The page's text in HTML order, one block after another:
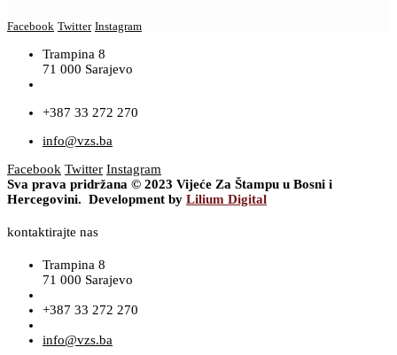
Facebook Twitter Instagram
Trampina 8
71 000 Sarajevo
+387 33 272 270
info@vzs.ba
Facebook Twitter Instagram
Sva prava pridržana © 2023 Vijeće Za Štampu u Bosni i
Hercegovini. Development by Lilium Digital
kontaktirajte nas
Trampina 8
71 000 Sarajevo
+387 33 272 270
info@vzs.ba